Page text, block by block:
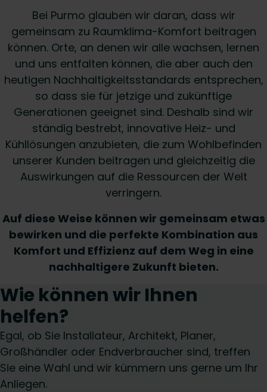
Bei Purmo glauben wir daran, dass wir
gemeinsam zu Raumklima-Komfort beitragen
können. Orte, an denen wir alle wachsen, lernen
und uns entfalten können, die aber auch den
heutigen Nachhaltigkeitsstandards entsprechen,
so dass sie für jetzige und zukünftige
Generationen geeignet sind. Deshalb sind wir
ständig bestrebt, innovative Heiz- und
Kühllösungen anzubieten, die zum Wohlbefinden
unserer Kunden beitragen und gleichzeitig die
Auswirkungen auf die Ressourcen der Welt
verringern.
Auf diese Weise können wir gemeinsam etwas
bewirken und die perfekte Kombination aus
Komfort und Effizienz auf dem Weg in eine
nachhaltigere Zukunft bieten.
Wie können wir Ihnen
helfen?
Egal, ob Sie Installateur, Architekt, Planer,
Großhändler oder Endverbraucher sind, treffen
Sie eine Wahl und wir kümmern uns gerne um Ihr
Anliegen.